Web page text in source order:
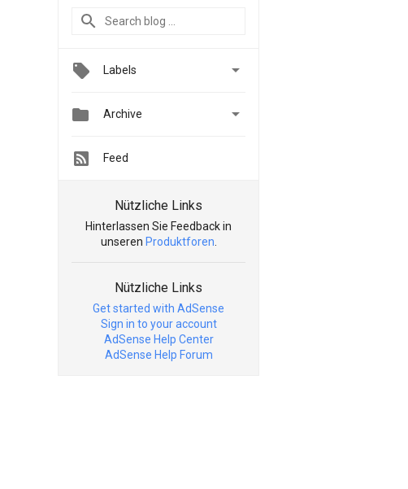
Labels 
 Archive 
Feed
Nützliche Links
Hinterlassen Sie Feedback in
unseren Produktforen
Nützliche Links
Get started with AdSense
Sign in to your account
AdSense Help Center
AdSense Help Forum